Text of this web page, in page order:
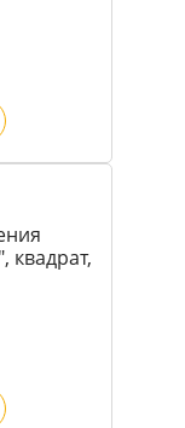
квадрат,